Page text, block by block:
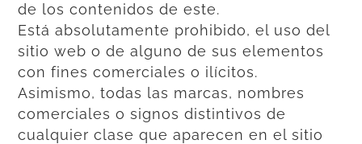
de los contenidos de este.
Está absolutamente prohibido, el uso del
sitio web o de alguno de sus elementos
con fines comerciales o ilícitos.
Asimismo, todas las marcas, nombres
comerciales o signos distintivos de
cualquier clase que aparecen en el sitio